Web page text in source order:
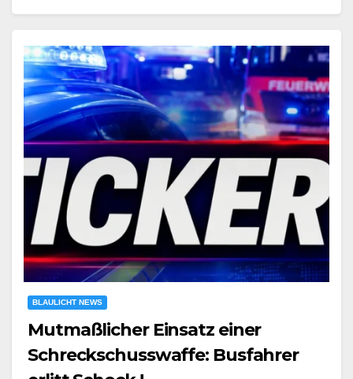
BLAULICHT NEWS
Mutmaßlicher Einsatz einer
Schreckschusswaffe: Busfahrer